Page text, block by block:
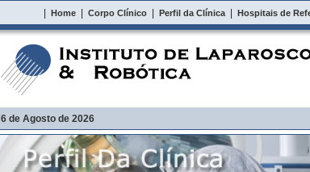
Home| Corpo Clínico| Perfil da Clínica| Hospitais de
6 de Agosto de 2026